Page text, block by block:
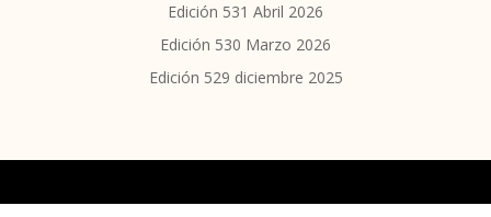
Edición 531 Abril 2026
Edición 530 Marzo 2026
Edición 529 diciembre 2025